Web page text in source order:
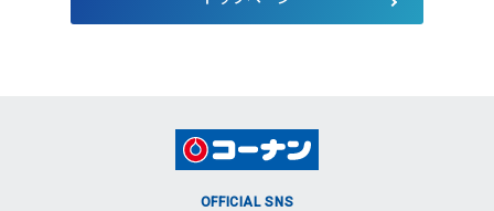
OFFICIAL SNS